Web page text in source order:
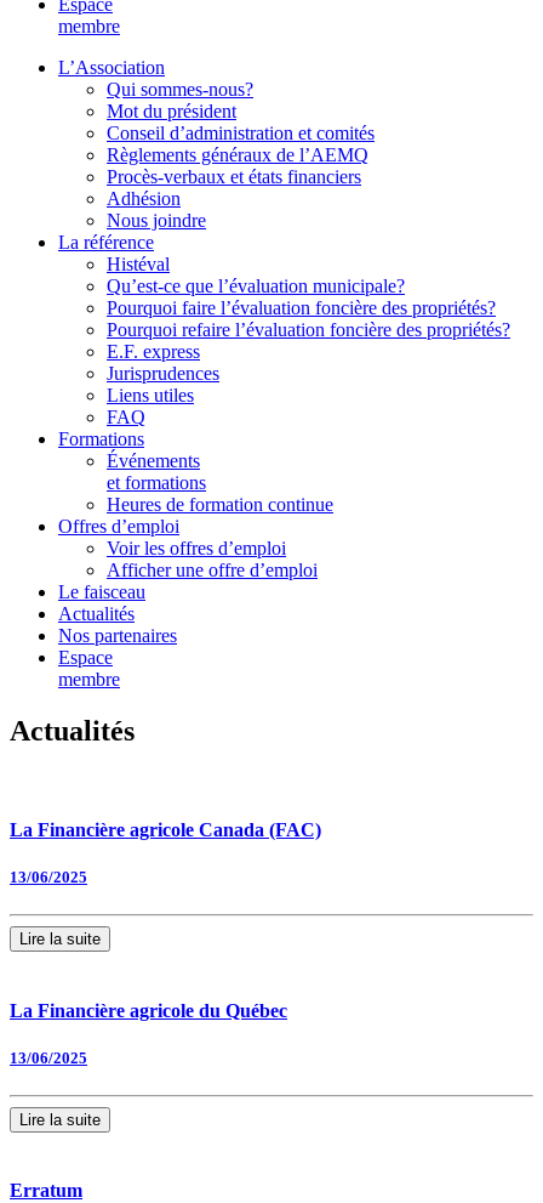
Espace
membre
L’Association
Qui sommes-nous?
Mot du président
Conseil d’administration et comités
Règlements généraux de l’AEMQ
Procès-verbaux et états financiers
Adhésion
Nous joindre
La référence
Histéval
Qu’est-ce que l’évaluation municipale?
Pourquoi faire l’évaluation foncière des propriétés?
Pourquoi refaire l’évaluation foncière des propriétés?
E.F. express
Jurisprudences
Liens utiles
FAQ
Formations
Événements
et formations
Heures de formation continue
Offres d’emploi
Voir les offres d’emploi
Afficher une offre d’emploi
Le faisceau
Actualités
Nos partenaires
Espace
membre
Actualités
La Financière agricole Canada (FAC)
13/06/2025
Lire la suite
La Financière agricole du Québec
13/06/2025
Lire la suite
Erratum